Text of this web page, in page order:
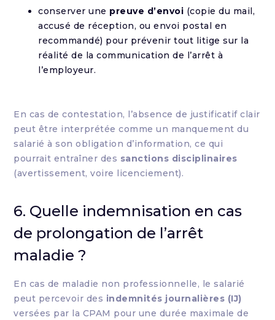
conserver une preuve d’envoi (copie du mail,
accusé de réception, ou envoi postal en
recommandé) pour prévenir tout litige sur la
réalité de la communication de l’arrêt à
l’employeur.
En cas de contestation, l’absence de justificatif clair
peut être interprétée comme un manquement du
salarié à son obligation d’information, ce qui
pourrait entraîner des sanctions disciplinaires
(avertissement, voire licenciement).
6. Quelle indemnisation en cas
de prolongation de l’arrêt
maladie ?
En cas de maladie non professionnelle, le salarié
peut percevoir des indemnités journalières (IJ)
versées par la CPAM pour une durée maximale de